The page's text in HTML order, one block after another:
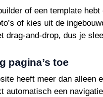
of een template
of kies uit de
drag-and-drop, dus je
pagina’s toe
heeft meer dan alleen
automatisch een